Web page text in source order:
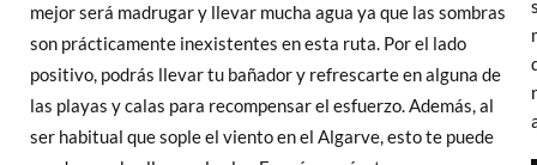
mejor será madrugar y llevar mucha agua ya que las sombras
son prácticamente inexistentes en esta ruta. Por el lado
positivo, podrás llevar tu bañador y refrescarte en alguna de
las playas y calas para recompensar el esfuerzo. Además, al
ser habitual que sople el viento en el Algarve, esto te puede